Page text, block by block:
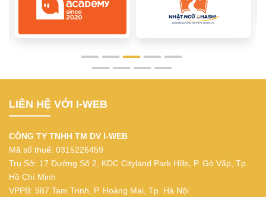
LIÊN HỆ VỚI I-WEB
CÔNG TY TNHH TM DV I-WEB
Mã số thuế: 0315226459
Trụ Sở: 17 Đường Số 2, KDC Cityland Park Hills, P. Gò Vấp, Tp.
Hồ Chí Minh
VPPB: 987 Tam Trinh, P. Hoàng Mai, Tp. Hà Nội